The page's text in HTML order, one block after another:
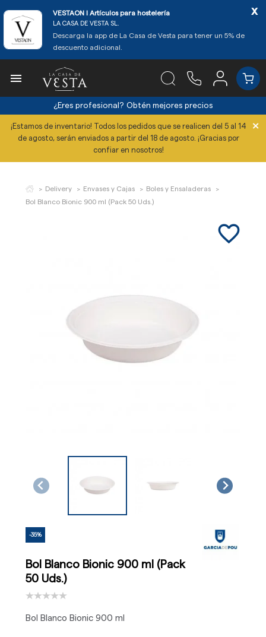
VESTAON l Artículos para hostelería
LA CASA DE VESTA SL.
Descarga la app de La Casa de Vesta para tener un 5% de
descuento adicional.
x

¿Eres profesional? Obtén mejores precios
¡Estamos de inventario! Todos los pedidos que se realicen del 5 al 14
de agosto, serán enviados a partir del 18 de agosto. ¡Gracias por
confiar en nosotros!
×
Delivery Envases y Cajas
Boles y Ensaladeras
Bol Blanco Bionic 900 ml (Pack 50 Uds.)
favorite_border
-35%
Bol Blanco Bionic 900 ml (Pack
50 Uds.)
Bol Blanco Bionic 900 ml